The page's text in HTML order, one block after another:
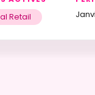
Retail